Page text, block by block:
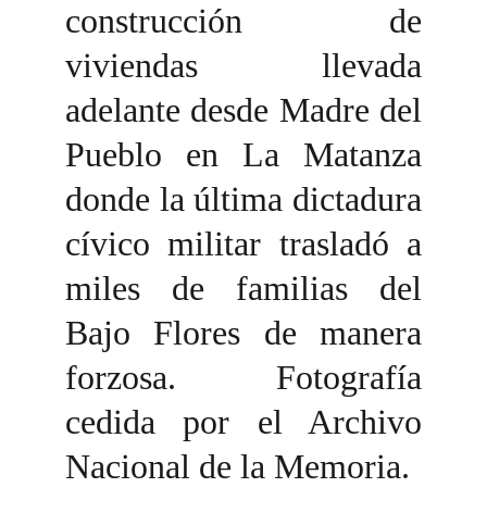
construcción de
viviendas llevada
adelante desde Madre del
Pueblo en La Matanza
donde la última dictadura
cívico militar trasladó a
miles de familias del
Bajo Flores de manera
forzosa. Fotografía
cedida por el Archivo
Nacional de la Memoria.